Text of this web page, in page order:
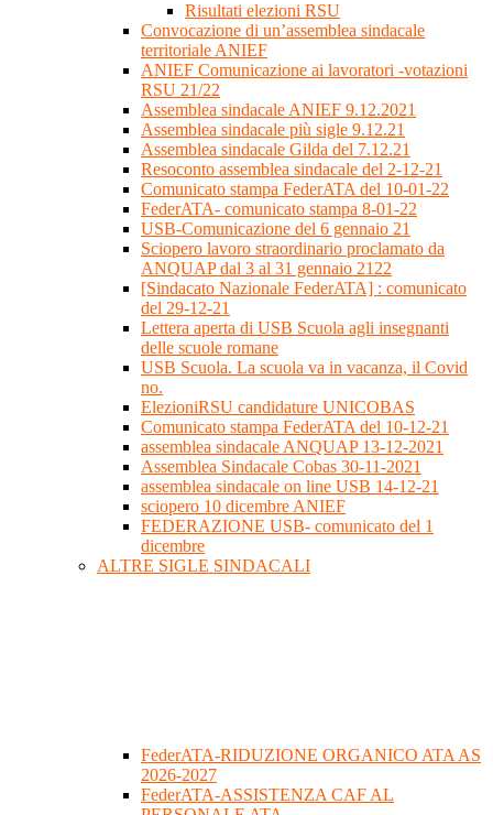
Risultati elezioni RSU
Convocazione di un’assemblea sindacale
territoriale ANIEF
ANIEF Comunicazione ai lavoratori -votazioni
RSU 21/22
Assemblea sindacale ANIEF 9.12.2021
Assemblea sindacale più sigle 9.12.21
Assemblea sindacale Gilda del 7.12.21
Resoconto assemblea sindacale del 2-12-21
Comunicato stampa FederATA del 10-01-22
FederATA- comunicato stampa 8-01-22
USB-Comunicazione del 6 gennaio 21
Sciopero lavoro straordinario proclamato da
ANQUAP dal 3 al 31 gennaio 2122
[Sindacato Nazionale FederATA] : comunicato
del 29-12-21
Lettera aperta di USB Scuola agli insegnanti
delle scuole romane
USB Scuola. La scuola va in vacanza, il Covid
no.
ElezioniRSU candidature UNICOBAS
Comunicato stampa FederATA del 10-12-21
assemblea sindacale ANQUAP 13-12-2021
Assemblea Sindacale Cobas 30-11-2021
assemblea sindacale on line USB 14-12-21
sciopero 10 dicembre ANIEF
FEDERAZIONE USB- comunicato del 1
dicembre
ALTRE SIGLE SINDACALI
FederATA-RIDUZIONE ORGANICO ATA AS
2026-2027
FederATA-ASSISTENZA CAF AL